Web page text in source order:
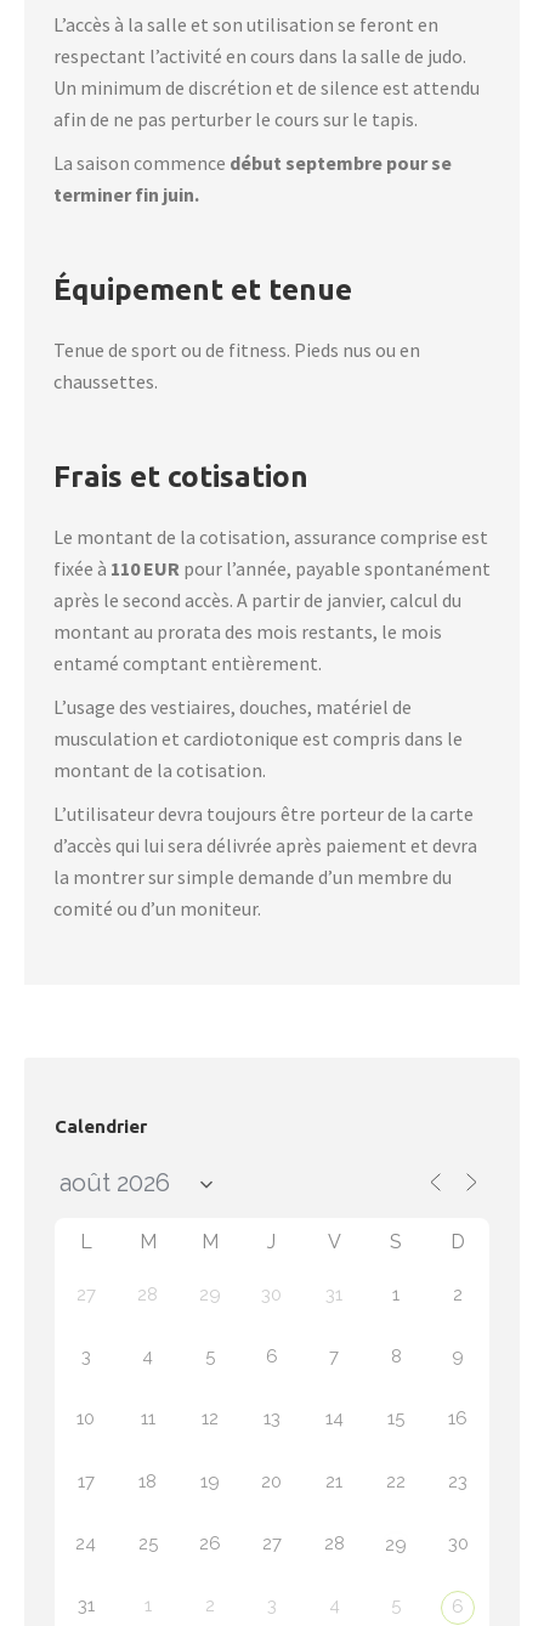
L’accès à la salle et son utilisation se feront en
respectant l’activité en cours dans la salle de judo.
Un minimum de discrétion et de silence est attendu
afin de ne pas perturber le cours sur le tapis.
La saison commence début septembre pour se
terminer fin juin.
Équipement et tenue
Tenue de sport ou de fitness. Pieds nus ou en
chaussettes.
Frais et cotisation
Le montant de la cotisation, assurance comprise est
fixée à 110 EUR pour l’année, payable spontanément
après le second accès. A partir de janvier, calcul du
montant au prorata des mois restants, le mois
entamé comptant entièrement.
L’usage des vestiaires, douches, matériel de
musculation et cardiotonique est compris dans le
montant de la cotisation.
L’utilisateur devra toujours être porteur de la carte
d’accès qui lui sera délivrée après paiement et devra
la montrer sur simple demande d’un membre du
comité ou d’un moniteur.
Calendrier
L M M J V S D
27 28 29 30 31 1 2
3 4 5 6 7 8 9
10 11 12 13 14 15 16
17 18 19 20 21 22 23
24 25 26 27 28 29 30
31 1 2 3 4 5 6